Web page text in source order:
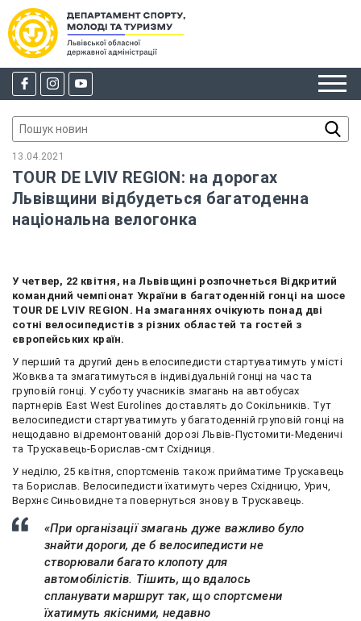
13.04.2021
TOUR DE LVIV REGION: на дорогах
Львівщини відбудеться багатоденна
національна велогонка
У четвер, 22 квітня, на Львівщині розпочнеться Відкритий
командний чемпіонат України в багатоденній гонці на шосе
TOUR DE LVIV REGION. На змаганнях очікують понад дві
сотні велосипедистів з різних областей та гостей з
європейських країн.
У перший та другий день велосипедисти стартуватимуть у місті
Жовква та змагатимуться в індивідуальній гонці на час та
груповій гонці. У суботу учасників змагань на автобусах
партнерів East West Eurolines доставлять до Сокільників. Тут
велосипедисти стартуватимуть у багатоденній груповій гонці на
нещодавно відремонтованій дорозі Львів-Пустомити-Меденичі
та Трускавець-Борислав-смт Східниця.
У неділю, 25 квітня, спортсменів також прийматиме Трускавець
та Борислав. Велосипедисти їхатимуть через Східницю, Урич,
Верхнє Синьовидне та повернуться знову в Трускавець.
«При організації змагань дуже важливо було
знайти дороги, де б велосипедисти не
створювали багато клопоту для
автомобілістів. Тішить, що вдалось
спланувати маршрут так, що спортсмени
їхатимуть якісними, недавно